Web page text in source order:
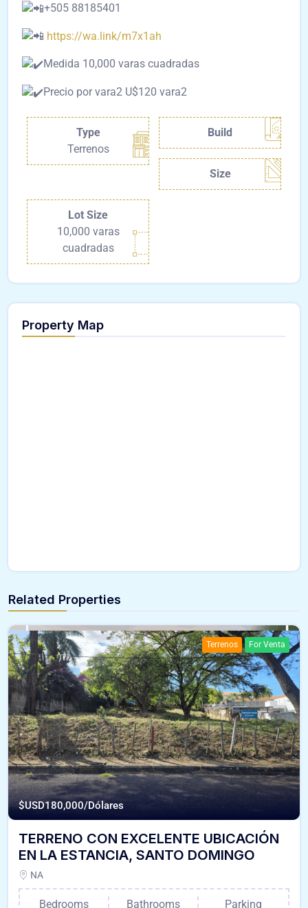
+505 88185401
https://wa.link/m7x1ah
Medida 10,000 varas cuadradas
Precio por vara2 U$120 vara2
Type
Terrenos
Build
Size
Lot Size
10,000 varas
cuadradas
Property Map
Related Properties
Terrenos For Venta
$USD180,000/Dólares
TERRENO CON EXCELENTE UBICACIÓN
EN LA ESTANCIA, SANTO DOMINGO
NA
Bedrooms Bathrooms Parking